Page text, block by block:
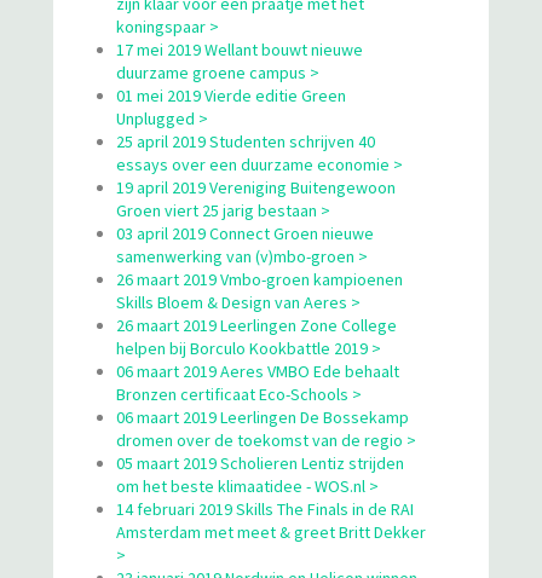
koningspaar >
17 mei 2019 Wellant bouwt nieuwe
duurzame groene campus >
01 mei 2019 Vierde editie Green
Unplugged >
25 april 2019 Studenten schrijven 40
essays over een duurzame economie >
19 april 2019 Vereniging Buitengewoon
Groen viert 25 jarig bestaan >
03 april 2019 Connect Groen nieuwe
samenwerking van (v)mbo-groen >
26 maart 2019 Vmbo-groen kampioenen
Skills Bloem & Design van Aeres >
26 maart 2019 Leerlingen Zone College
helpen bij Borculo Kookbattle 2019 >
06 maart 2019 Aeres VMBO Ede behaalt
Bronzen certificaat Eco-Schools >
06 maart 2019 Leerlingen De Bossekamp
dromen over de toekomst van de regio >
05 maart 2019 Scholieren Lentiz strijden
om het beste klimaatidee - WOS.nl >
14 februari 2019 Skills The Finals in de RAI
Amsterdam met meet & greet Britt Dekker
>